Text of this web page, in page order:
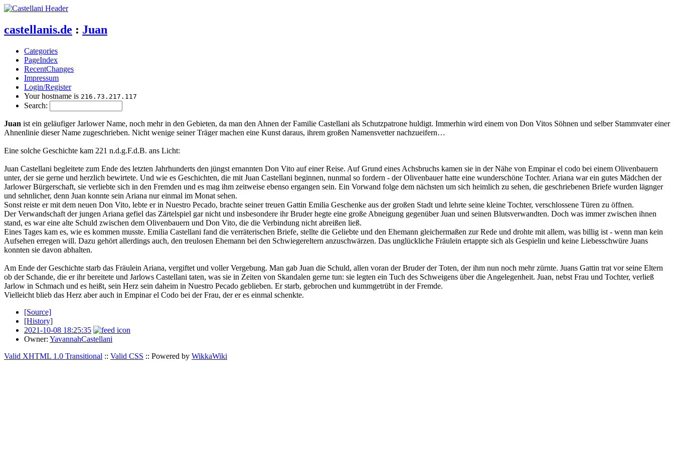
castellanis.de : Juan
Categories
PageIndex
RecentChanges
Impressum
Login/Register
Your hostname is 216.73.217.117
Search:
Juan ist ein geläufiger Jarlower Name, noch mehr in den Gebieten, da man den Ahnen der Familie Castellani als Schutzpatrone huldigt. Immerhin wird einem von Don Vitos Söhnen und selber Stammvater einer
Ahnenlinie dieser Name zugeschrieben. Nicht wenige seiner Träger machen eine Kunst daraus, ihrem großen Namensvetter nachzueifern…
Eine solche Geschichte kam 221 n.d.g.F.d.B. ans Licht:
Juan Castellani begleitete zum Ende des letzten Jahrhunderts den jüngst ernannten Don Vito auf einer Reise. Auf Grund eines Achsbruchs kamen sie in der Nähe von Empinar el codo bei einem Olivenbauern
unter, der sie gerne und herzlich bewirtete. Und wie es Geschichten, die mit Juan Castellani beginnen, nunmal so fordern - der Olivenbauer hatte eine wunderschöne Tochter. Ariana war ein gutes Mädchen der
Jarlower Bürgerschaft, sie verliebte sich in den Fremden und es mag ihm zeitweise ebenso ergangen sein. Ein Vorwand folge dem nächsten um sich heimlich zu sehen, die geschriebenen Briefe wurden lägnger
und sehnlicher, denn Juan konnte sein Ariana nur einmal im Monat sehen.
Sonst reiste er mit dem neuen Don Vito, lebte er in Nuestro Pecado, brachte seiner treuen Gattin Emilia Geschenke aus der großen Stadt und lehrte seine kleine Tochter, verschlossene Türen zu öffnen.
Der Verwandschaft der jungen Ariana gefiel das Zärtelspiel gar nicht und insbesondere ihr Bruder hegte eine große Abneigung gegenüber Juan und seinen Blutsverwandten. Doch was immer zwischen ihnen
stand, es war eine alte Schuld zwischen dem Olivenbauern und Don Vito, die die Verbindung nicht abreißen ließ.
Eines Tages kam es, wie es kommen musste. Emilia Castellani fand die verräterischen Briefe, stellte die Geliebte und den Ehemann gleichermaßen zur Rede und drohte mit allem, was billig ist - wenn man kein
Aufsehen erregen will. Dazu gehört allerdings auch, den treulosen Ehemann bei den Schwiegereltern anzuschwärzen. Das unglückliche Fräulein ertappte sich als Gespielin und keine Liebesschwüre Juans
konnten sie davon abhalten.
Am Ende der Geschichte starb das Fräulein Ariana, vergiftet und voller Vergebung. Man gab Juan die Schuld, allen voran der Bruder der Toten, der ihm nun noch mehr zürnte. Juans Gattin trat vor seine Eltern
ob der Schande, die er ihr bereitete und Jarlows Castellani taten, was sie in Zeiten von Skandalen gerne tun: sie legten ein Tuch des Schweigens über die Angelegenheit. Juan, nebst Frau und Tochter, verließ
Jarlow in Schmach und es heißt, sein Herz sein daheim in Nuestro Pecado geblieben. Er starb, gebrochen und kummgetrübt in der Fremde.
Vielleicht blieb das Herz aber auch in Empinar el Codo bei der Frau, der er es einmal schenkte.
[Source]
[History]
2021-10-08 18:25:35
Owner: YavannahCastellani
Valid XHTML 1.0 Transitional :: Valid CSS :: Powered by WikkaWiki